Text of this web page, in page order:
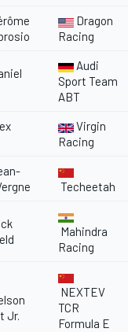
Dragon
Racing
Audi
Sport Team
ABT
Virgin
Racing
Techeetah
Mahindra
Racing
Jr.
NEXTEV
TCR
Formula E